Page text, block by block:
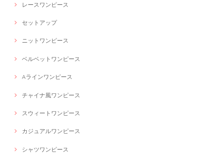
レースワンピース
セットアップ
ニットワンピース
ベルベットワンピース
Aラインワンピース
チャイナ風ワンピース
スウィートワンピース
カジュアルワンピース
シャツワンピース